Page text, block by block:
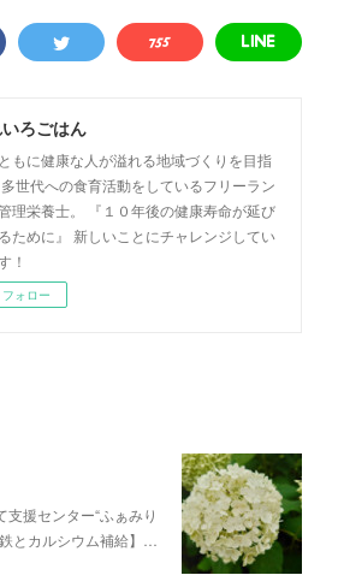
ろごはん
もに健康な人が溢れる地域づくりを目指
世代への食育活動をしているフリーラン
理栄養士。 『１０年後の健康寿命が延び
ために』 新しいことにチャレンジしてい
！
フォロー
援センター“ふぁみり
とカルシウム補給】…